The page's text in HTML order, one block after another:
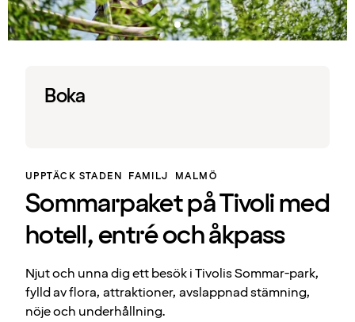
UPPTÄCK STADEN FAMILJ MALMÖ
Sommarpaket på Tivoli med
hotell, entré och åkpass
Njut och unna dig ett besök i Tivolis Sommar-park,
fylld av flora, attraktioner, avslappnad stämning,
nöje och underhållning.
Boka